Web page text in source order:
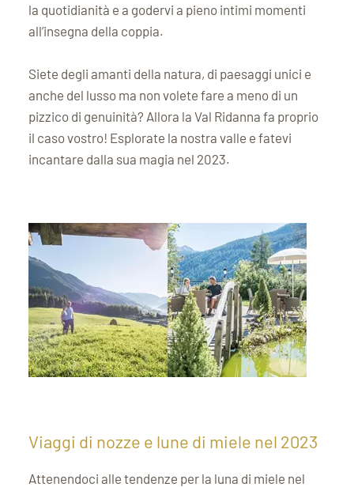
la quotidianità e a godervi a pieno intimi momenti
all’insegna della coppia.
Siete degli amanti della natura, di paesaggi unici e
anche del lusso ma non volete fare a meno di un
pizzico di genuinità? Allora la Val Ridanna fa proprio
il caso vostro! Esplorate la nostra valle e fatevi
incantare dalla sua magia nel 2023.
Viaggi di nozze e lune di miele nel 2023
Attenendoci alle tendenze per la luna di miele nel